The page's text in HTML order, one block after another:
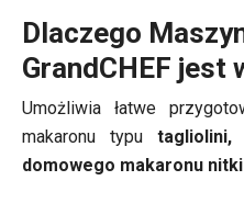
Dlaczego
GrandCHEF jest
Umożliwia łatwe
makaronu typu
domowego makaronu